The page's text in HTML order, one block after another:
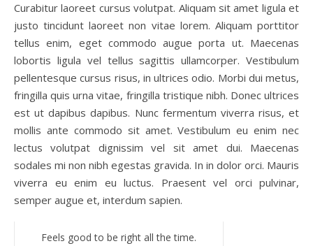
Curabitur laoreet cursus volutpat. Aliquam sit amet ligula et
justo tincidunt laoreet non vitae lorem. Aliquam porttitor
tellus enim, eget commodo augue porta ut. Maecenas
lobortis ligula vel tellus sagittis ullamcorper. Vestibulum
pellentesque cursus risus, in ultrices odio. Morbi dui metus,
fringilla quis urna vitae, fringilla tristique nibh. Donec ultrices
est ut dapibus dapibus. Nunc fermentum viverra risus, et
mollis ante commodo sit amet. Vestibulum eu enim nec
lectus volutpat dignissim vel sit amet dui. Maecenas
sodales mi non nibh egestas gravida. In in dolor orci. Mauris
viverra eu enim eu luctus. Praesent vel orci pulvinar,
semper augue et, interdum sapien.
Feels good to be right all the time.